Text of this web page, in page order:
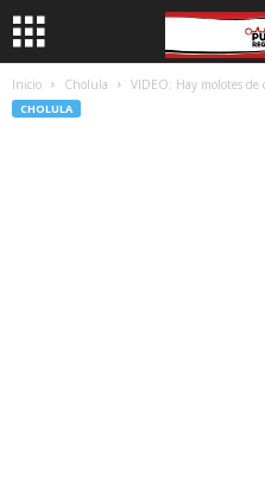
Inicio Cholula VIDEO: Hay molotes de
CHOLULA